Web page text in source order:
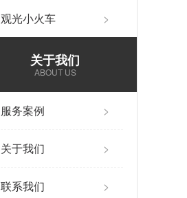
观光小火车 >
关于我们
ABOUT US
服务案例 >
关于我们 >
联系我们 >